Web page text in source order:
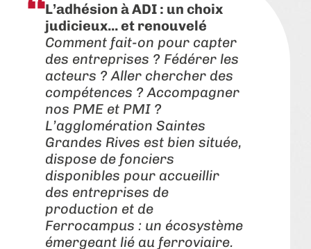
L’adhésion à ADI : un choix
judicieux... et renouvelé
Comment fait-on pour capter
des entreprises ? Fédérer les
acteurs ? Aller chercher des
compétences ? Accompagner
nos PME et PMI ?
L’agglomération Saintes
Grandes Rives est bien située,
dispose de fonciers
disponibles pour accueillir
des entreprises de
production et de
Ferrocampus : un écosystème
émergeant lié au ferroviaire.